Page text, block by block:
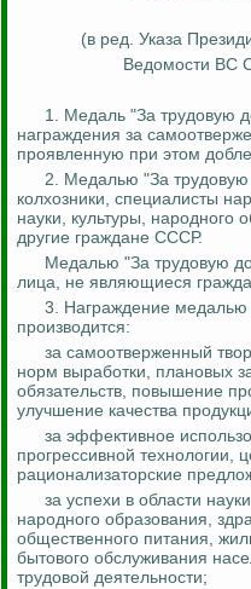
(в ред. Указа
Ведомости ВС
1. Медаль "За трудовую
награждения за
проявленную при этом
2. Медалью "За трудовую
колхозники, специалисты
науки, культуры, народного
другие граждане СССР.
Медалью "За трудовую
лица, не являющиеся
3. Награждение медалью
производится:
за самоотверженный
норм выработки, плановых
обязательств, повышение
улучшение качества
за эффективное
прогрессивной технологии,
рационализаторские
за успехи в области
народного образования,
общественного питания,
бытового обслуживания
трудовой деятельности;